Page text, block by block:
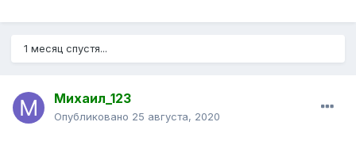
1 месяц спустя...
Михаил_123
Опубликовано 25 августа, 2020